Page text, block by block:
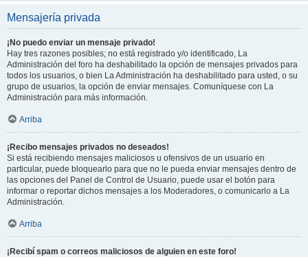
Mensajería privada
¡No puedo enviar un mensaje privado!
Hay tres razones posibles; no está registrado y/o identificado, La
Administración del foro ha deshabilitado la opción de mensajes privados para
todos los usuarios, o bien La Administración ha deshabilitado para usted, o su
grupo de usuarios, la opción de enviar mensajes. Comuníquese con La
Administración para más información.
Arriba
¡Recibo mensajes privados no deseados!
Si está recibiendo mensajes maliciosos u ofensivos de un usuario en
particular, puede bloquearlo para que no le pueda enviar mensajes dentro de
las opciones del Panel de Control de Usuario, puede usar el botón para
informar o reportar dichos mensajes a los Moderadores, o comunicarlo a La
Administración.
Arriba
¡Recibí spam o correos maliciosos de alguien en este foro!